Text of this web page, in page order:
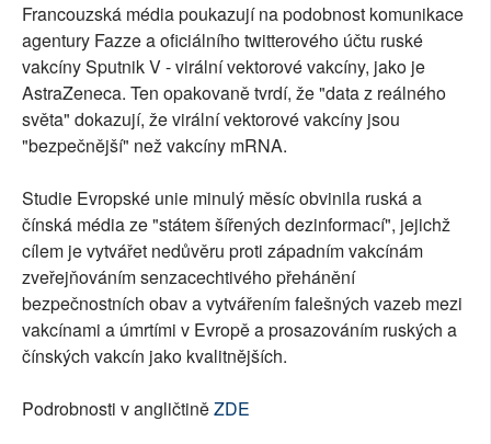
Francouzská média poukazují na podobnost komunikace
agentury Fazze a oficiálního twitterového účtu ruské
vakcíny Sputnik V - virální vektorové vakcíny, jako je
AstraZeneca. Ten opakovaně tvrdí, že "data z reálného
světa" dokazují, že virální vektorové vakcíny jsou
"bezpečnější" než vakcíny mRNA.
Studie Evropské unie minulý měsíc obvinila ruská a
čínská média ze "státem šířených dezinformací", jejichž
cílem je vytvářet nedůvěru proti západním vakcínám
zveřejňováním senzacechtivého přehánění
bezpečnostních obav a vytvářením falešných vazeb mezi
vakcínami a úmrtími v Evropě a prosazováním ruských a
čínských vakcín jako kvalitnějších.
Podrobnosti v angličtiněZDE